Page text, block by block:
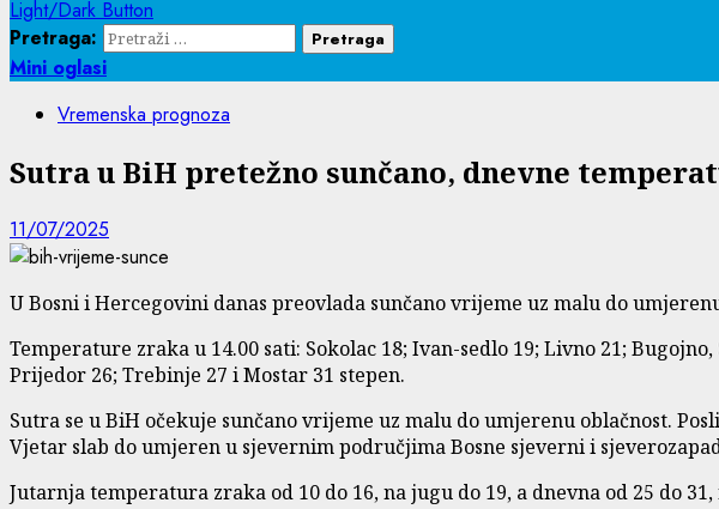
Light/Dark Button
Pretraga:
Mini oglasi
Vremenska prognoza
Sutra u BiH pretežno sunčano, dnevne
11/07/2025
U Bosni i Hercegovini danas preovlada sunčano vrijeme uz malu do
Temperature zraka u 14.00 sati: Sokolac 18; Ivan-sedlo 19; Livno 21;
Prijedor 26; Trebinje 27 i Mostar 31 stepen.
Sutra se u BiH očekuje sunčano vrijeme uz malu do umjerenu oblačnost.
Vjetar slab do umjeren u sjevernim područjima Bosne sjeverni i
Jutarnja temperatura zraka od 10 do 16, na jugu do 19, a dnevna od 25 do